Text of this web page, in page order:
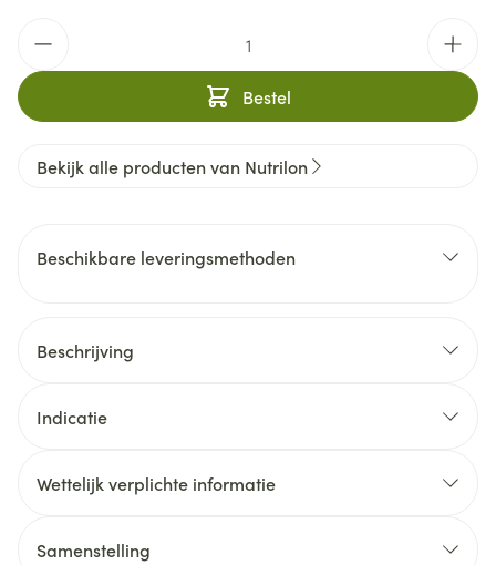
Bestel
Bekijk alle producten van Nutrilon
Beschikbare leveringsmethoden
Beschrijving
Indicatie
Wettelijk verplichte informatie
Samenstelling